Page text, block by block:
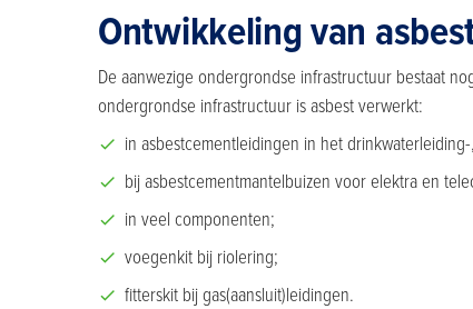
Ontwikkeling van
De aanwezige ondergrondse infrastructuur bestaat
ondergrondse infrastructuur is asbest verwerkt:
in asbestcementleidingen in het
bij asbestcementmantelbuizen voor elektra en
in veel componenten;
voegenkit bij riolering;
fitterskit bij gas(aansluit)leidingen.